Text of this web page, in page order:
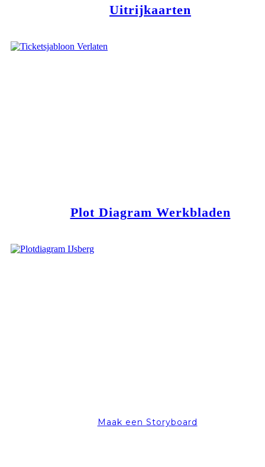
Uitrijkaarten
Plot Diagram Werkbladen
Maak een Storyboard